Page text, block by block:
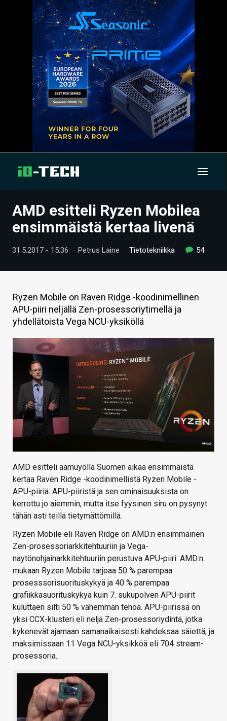
UUTISET
TIETOA
HINTA.FI
VAIHDA TEEMA
HAKU
AMD esitteli Ryzen Mobilea
ensimmäistä kertaa livenä
31.5.2017 - 15:36 Petrus Laine Tietotekniikka 54
Ryzen Mobile on Raven Ridge -koodinimellinen
APU-piiri neljällä Zen-prosessoriytimellä ja
yhdellätoista Vega NCU-yksiköllä
AMD esitteli aamuyöllä Suomen aikaa ensimmäistä
kertaa Raven Ridge -koodinimellistä Ryzen Mobile -
APU-piiriä. APU-piiristä ja sen ominaisuuksista on
kerrottu jo aiemmin, mutta itse fyysinen siru on pysynyt
tähän asti teillä tietymättömillä.
Ryzen Mobile eli Raven Ridge on AMD:n ensimmäinen
Zen-prosessoriarkkitehtuuriin ja Vega-
näytönohjainarkkitehtuuriin perustuva APU-piiri. AMD:n
mukaan Ryzen Mobile tarjoaa 50 % parempaa
prosesssorisuorituskykyä ja 40 % parempaa
grafiikkasuorituskykyä kuin 7. sukupolven APU-piirit
kuluttaen silti 50 % vähemmän tehoa. APU-piirissä on
yksi CCX-klusteri eli neljä Zen-prosessoriydintä, jotka
kykenevät ajamaan samanaikaisesti kahdeksaa säiettä, ja
maksimissaan 11 Vega NCU-yksikköä eli 704 stream-
prosessoria.